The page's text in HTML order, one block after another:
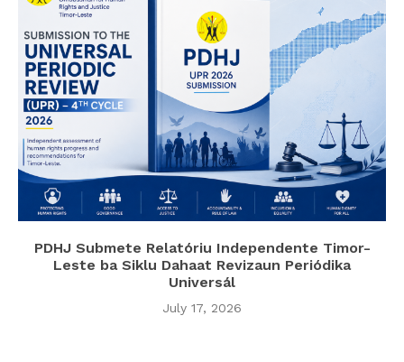
PDHJ Submete Relatóriu Independente Timor-
Leste ba Siklu Dahaat Revizaun Periódika
Universál
July 17, 2026